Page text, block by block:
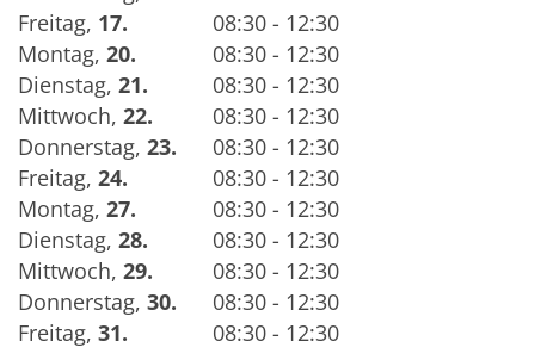
Freitag, 17.
08:30 - 12:30
Montag, 20.
08:30 - 12:30
Dienstag, 21.
08:30 - 12:30
Mittwoch, 22.
08:30 - 12:30
Donnerstag, 23.
08:30 - 12:30
Freitag, 24.
08:30 - 12:30
Montag, 27.
08:30 - 12:30
Dienstag, 28.
08:30 - 12:30
Mittwoch, 29.
08:30 - 12:30
Donnerstag, 30.
08:30 - 12:30
Freitag, 31.
08:30 - 12:30